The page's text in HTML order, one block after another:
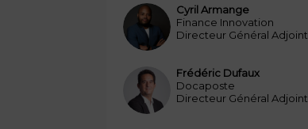
CA
Cyril Armange
Finance Innovation
Directeur Général Adjoint
FD
Frédéric Dufaux
Docaposte
Directeur Général Adjoint